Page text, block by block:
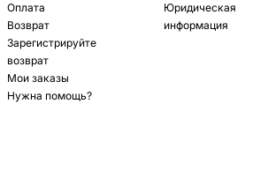
Оплата
Возврат
Зарегистрируйте
возврат
Мои заказы
Нужна помощь?
Юридическая
информация